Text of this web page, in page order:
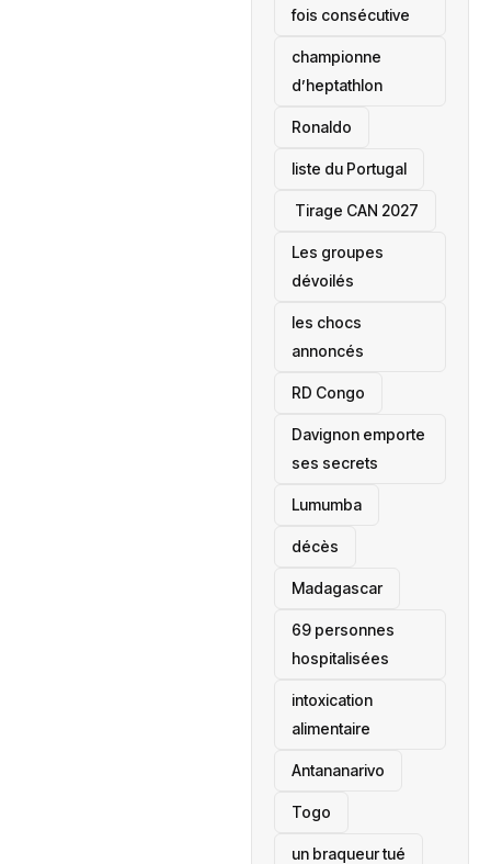
fois consécutive
championne
d’heptathlon
Ronaldo
liste du Portugal
‎ Tirage CAN 2027
Les groupes
dévoilés
les chocs
annoncés
‎RD Congo
Davignon emporte
ses secrets
Lumumba
décès
‎Madagascar
69 personnes
hospitalisées
intoxication
alimentaire
Antananarivo
‎Togo
un braqueur tué